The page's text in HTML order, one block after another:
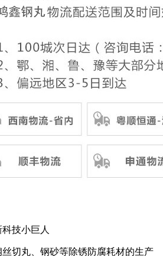
技小巨人
切丸、钢砂等除锈防腐耗材的生产